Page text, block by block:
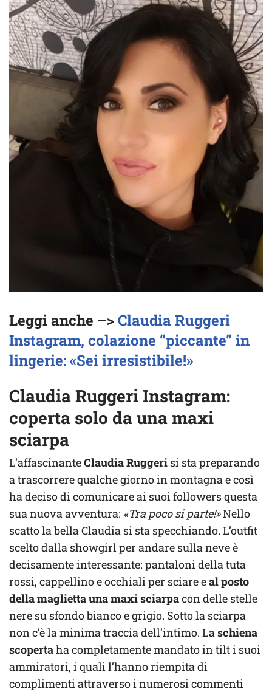
Leggi anche –>Claudia Ruggeri
Instagram, colazione “piccante” in
lingerie: «Sei irresistibile!»
Claudia Ruggeri Instagram:
coperta solo da una maxi
sciarpa
L’affascinanteClaudia Ruggeri si sta preparando
a trascorrere qualche giorno in montagna e così
ha deciso di comunicare ai suoi followers questa
sua nuova avventura: «Tra poco si parte!»Nello
scatto la bella Claudia si sta specchiando. L’outfit
scelto dalla showgirl per andare sulla neve è
decisamente interessante: pantaloni della tuta
rossi, cappellino e occhiali per sciare eal posto
della maglietta una maxi sciarpacon delle stelle
nere su sfondo bianco e grigio. Sotto la sciarpa
non c’è la minima traccia dell’intimo. Laschiena
scopertaha completamente mandato in tilt i suoi
ammiratori, i quali l’hanno riempita di
complimenti attraverso i numerosi commenti